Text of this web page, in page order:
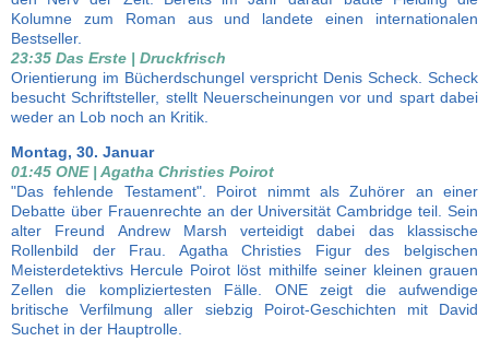
Kolumne zum Roman aus und landete einen internationalen
Bestseller.
23:35 Das Erste | Druckfrisch
Orientierung im Bücherdschungel verspricht Denis Scheck. Scheck
besucht Schriftsteller, stellt Neuerscheinungen vor und spart dabei
weder an Lob noch an Kritik.
Montag, 30. Januar
01:45 ONE | Agatha Christies Poirot
"Das fehlende Testament". Poirot nimmt als Zuhörer an einer
Debatte über Frauenrechte an der Universität Cambridge teil. Sein
alter Freund Andrew Marsh verteidigt dabei das klassische
Rollenbild der Frau. Agatha Christies Figur des belgischen
Meisterdetektivs Hercule Poirot löst mithilfe seiner kleinen grauen
Zellen die kompliziertesten Fälle. ONE zeigt die aufwendige
britische Verfilmung aller siebzig Poirot-Geschichten mit David
Suchet in der Hauptrolle.